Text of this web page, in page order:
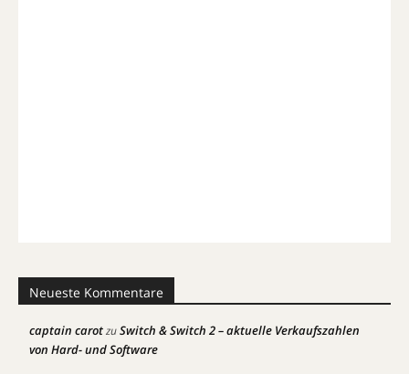
Neueste Kommentare
captain carotzuSwitch & Switch 2 – aktuelle Verkaufszahlen
von Hard- und Software